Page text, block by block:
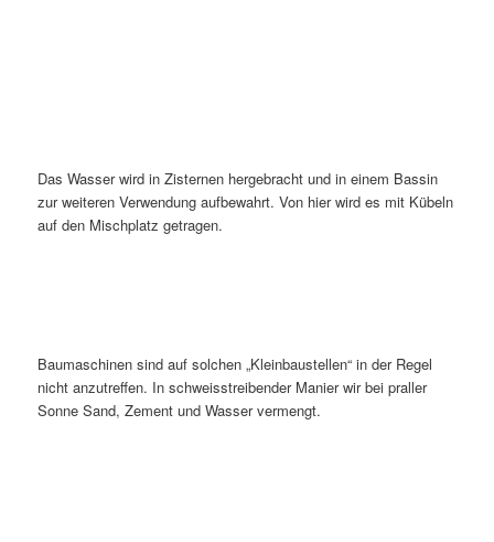
Das Wasser wird in Zisternen hergebracht und in einem Bassin
zur weiteren Verwendung aufbewahrt. Von hier wird es mit Kübeln
auf den Mischplatz getragen.
Baumaschinen sind auf solchen „Kleinbaustellen“ in der Regel
nicht anzutreffen. In schweisstreibender Manier wir bei praller
Sonne Sand, Zement und Wasser vermengt.